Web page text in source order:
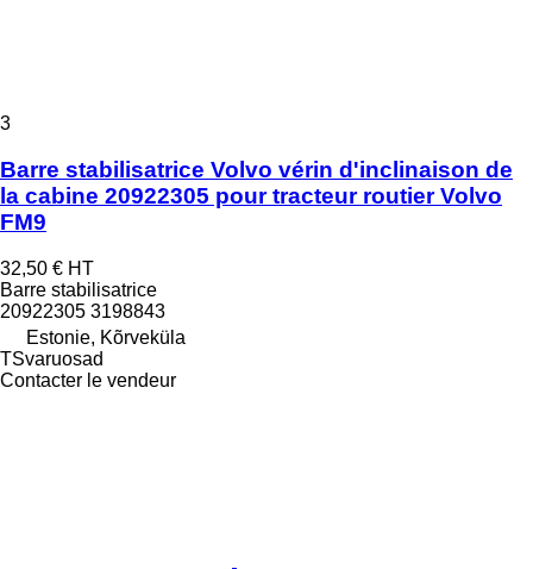
3
Barre stabilisatrice Volvo vérin d'inclinaison de
la cabine 20922305 pour tracteur routier Volvo
FM9
32,50 € HT
Barre stabilisatrice
20922305 3198843
Estonie, Kõrveküla
TSvaruosad
Contacter le vendeur